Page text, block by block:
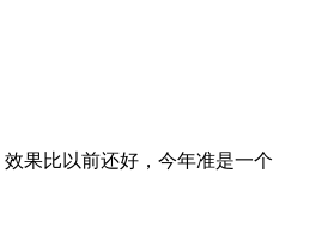
果比以前还好，今年准是一个